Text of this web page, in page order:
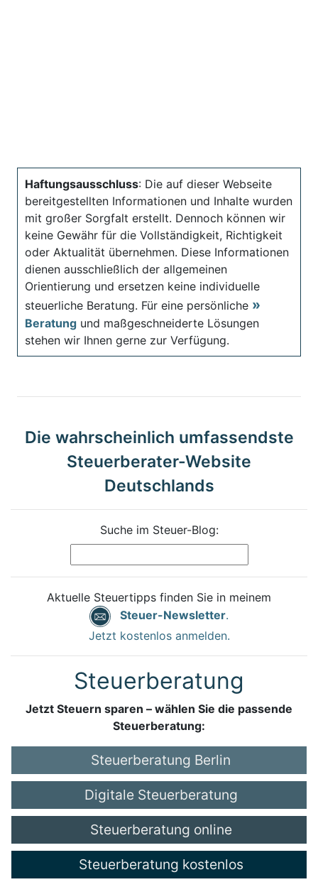
Haftungsausschluss: Die auf dieser Webseite
bereitgestellten Informationen und Inhalte wurden
mit großer Sorgfalt erstellt. Dennoch können wir
keine Gewähr für die Vollständigkeit, Richtigkeit
oder Aktualität übernehmen. Diese Informationen
dienen ausschließlich der allgemeinen
Orientierung und ersetzen keine individuelle
steuerliche Beratung. Für eine persönliche
Beratung und maßgeschneiderte Lösungen
stehen wir Ihnen gerne zur Verfügung.
Die wahrscheinlich umfassendste
Steuerberater-Website
Deutschlands
Suche im Steuer-Blog:
Aktuelle Steuertipps finden Sie in meinem
Steuer-Newsletter.
Jetzt kostenlos anmelden.
Steuerberatung
Jetzt Steuern sparen – wählen Sie die passende
Steuerberatung:
Steuerberatung Berlin
Digitale Steuerberatung
Steuerberatung online
Steuerberatung kostenlos